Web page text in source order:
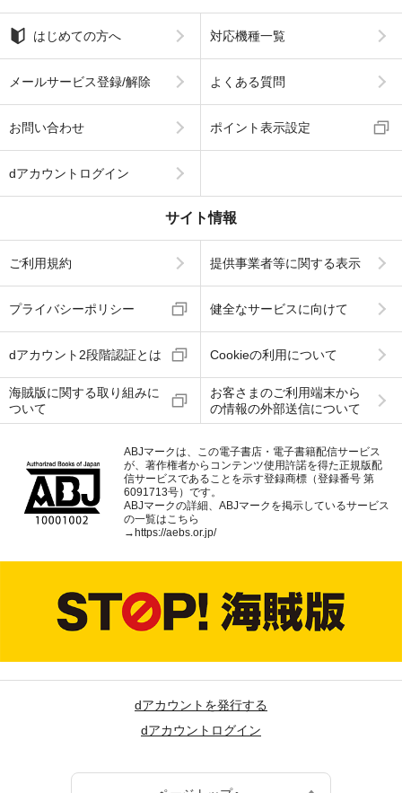
はじめての方へ 対応機種一覧
メールサービス登録/解除 よくある質問
お問い合わせ ポイント表示設定
dアカウントログイン
サイト情報
ご利用規約 提供事業者等に関する表示
プライバシーポリシー 健全なサービスに向けて
dアカウント2段階認証とは Cookieの利用について
海賊版に関する取り組みに
ついて
お客さまのご利用端末から
の情報の外部送信について
ABJマークは、この電子書店・電子書籍配信サービス
が、著作権者からコンテンツ使用許諾を得た正規版配
信サービスであることを示す登録商標（登録番号 第
6091713号）です。
ABJマークの詳細、ABJマークを掲示しているサービス
の一覧はこちら
→ https://aebs.or.jp/
dアカウントを発行する
dアカウントログイン